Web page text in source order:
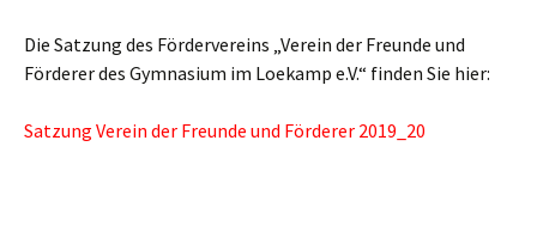
Die Satzung des Fördervereins „Verein der Freunde und
Förderer des Gymnasium im Loekamp e.V.“ finden Sie hier:
Satzung Verein der Freunde und Förderer 2019_20